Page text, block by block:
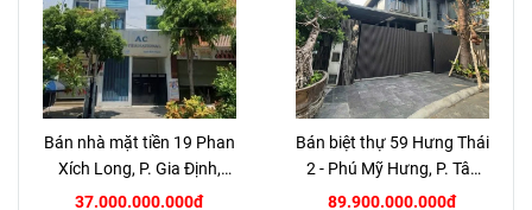
Bán nhà mặt tiền 19 Phan
Xích Long, P. Gia Định,
TP.HCM
37.000.000.000đ
Bán biệt thự 59 Hưng Thái
2 - Phú Mỹ Hưng, P. Tân
Hưng, Quận 7
89.900.000.000đ